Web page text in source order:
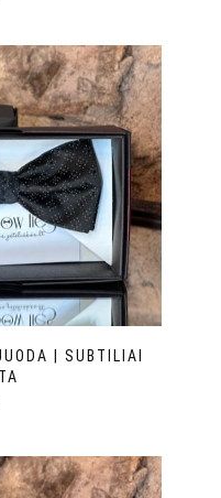
| SUBTILIAI